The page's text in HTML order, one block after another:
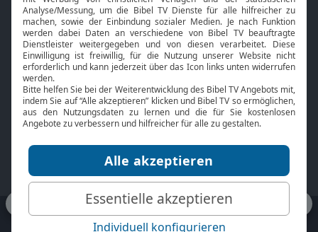
Nächster Gottesdienst
Bibel TV
Über uns
Jobs
Mediadaten
Service
Kontakt
TV-Empfang
bibeltv.de: Impressum
Datenschutz
Nutzungsbedingungen